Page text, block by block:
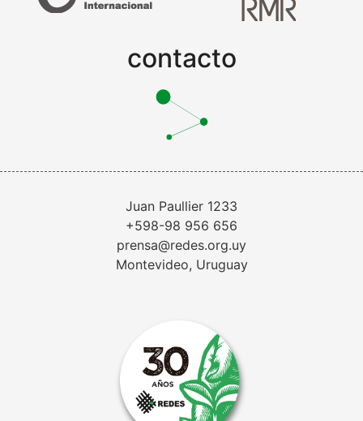
contacto
Juan Paullier 1233
+598-98 956 656
prensa@redes.org.uy
Montevideo, Uruguay